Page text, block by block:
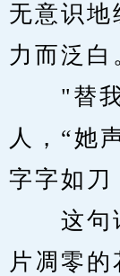
无意识地
力而泛白
"替我
人，“她
字字如
这句话
片凋零